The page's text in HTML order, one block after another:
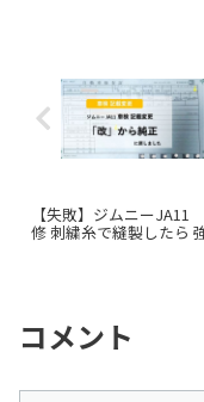
【失敗】ジムニー
修 刺繍糸で縫製したら
コメント